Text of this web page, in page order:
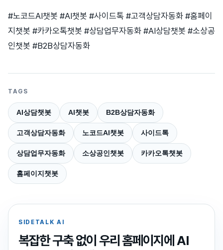
#노코드AI챗봇 #AI챗봇 #사이드톡 #고객상담자동화 #홈페이
지챗봇 #카카오톡챗봇 #상담업무자동화 #AI상담챗봇 #소상공
인챗봇 #B2B상담자동화
TAGS
AI상담챗봇 AI챗봇 B2B상담자동화
고객상담자동화 노코드AI챗봇 사이드톡
상담업무자동화 소상공인챗봇 카카오톡챗봇
홈페이지챗봇
SIDETALK AI
복잡한 구축 없이 우리 홈페이지에 AI